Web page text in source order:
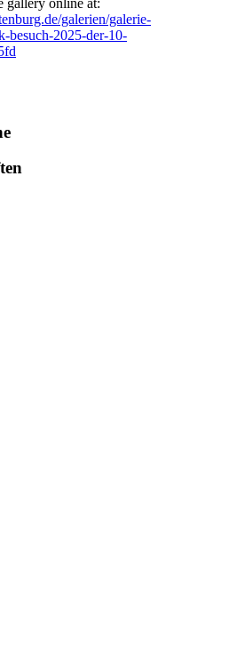
galerien/galerie-
besuch-2025-der-10-